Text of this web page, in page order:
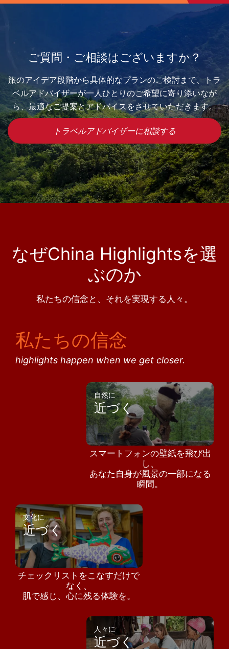
ご質問・ご相談はございますか？
旅のアイデア段階から具体的なプランのご検討まで、トラ
ベルアドバイザーが一人ひとりのご希望に寄り添いなが
ら、最適なご提案とアドバイスをさせていただきます。
トラベルアドバイザーに相談する
なぜChina Highlightsを選
ぶのか
私たちの信念と、それを実現する人々。
私たちの信念
highlights happen when we get closer.
自然に
近づく
スマートフォンの壁紙を飛び出
し、
あなた自身が風景の一部になる
瞬間。
文化に
近づく
チェックリストをこなすだけで
なく、
肌で感じ、心に残る体験を。
人々に
近づく